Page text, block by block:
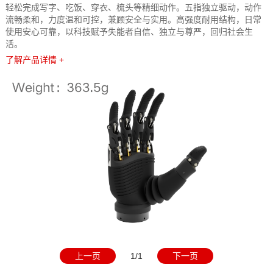
轻松完成写字、吃饭、穿衣、梳头等精细动作。五指独立驱动，动作
流畅柔和，力度温和可控，兼顾安全与实用。高强度耐用结构，日常
使用安心可靠，以科技赋予失能者自信、独立与尊严，回归社会生
活。
了解产品详情 +
上一页 1/1 下一页